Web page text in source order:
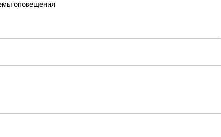
оповещения